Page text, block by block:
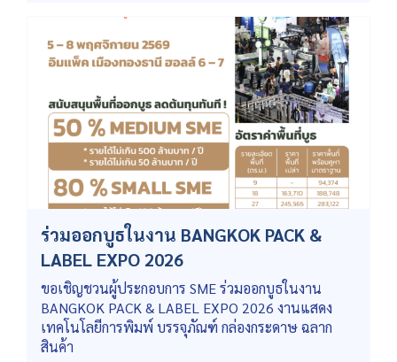
ร่วมออกบูธในงาน BANGKOK PACK &
LABEL EXPO 2026
ขอเชิญชวนผู้ประกอบการ SME ร่วมออกบูธในงาน
BANGKOK PACK & LABEL EXPO 2026 งานแสดง
เทคโนโลยีการพิมพ์ บรรจุภัณฑ์ กล่องกระดาษ ฉลาก
สินค้า